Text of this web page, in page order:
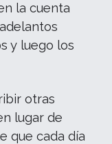
la cuenta
y luego los
otras
lugar de
que cada día